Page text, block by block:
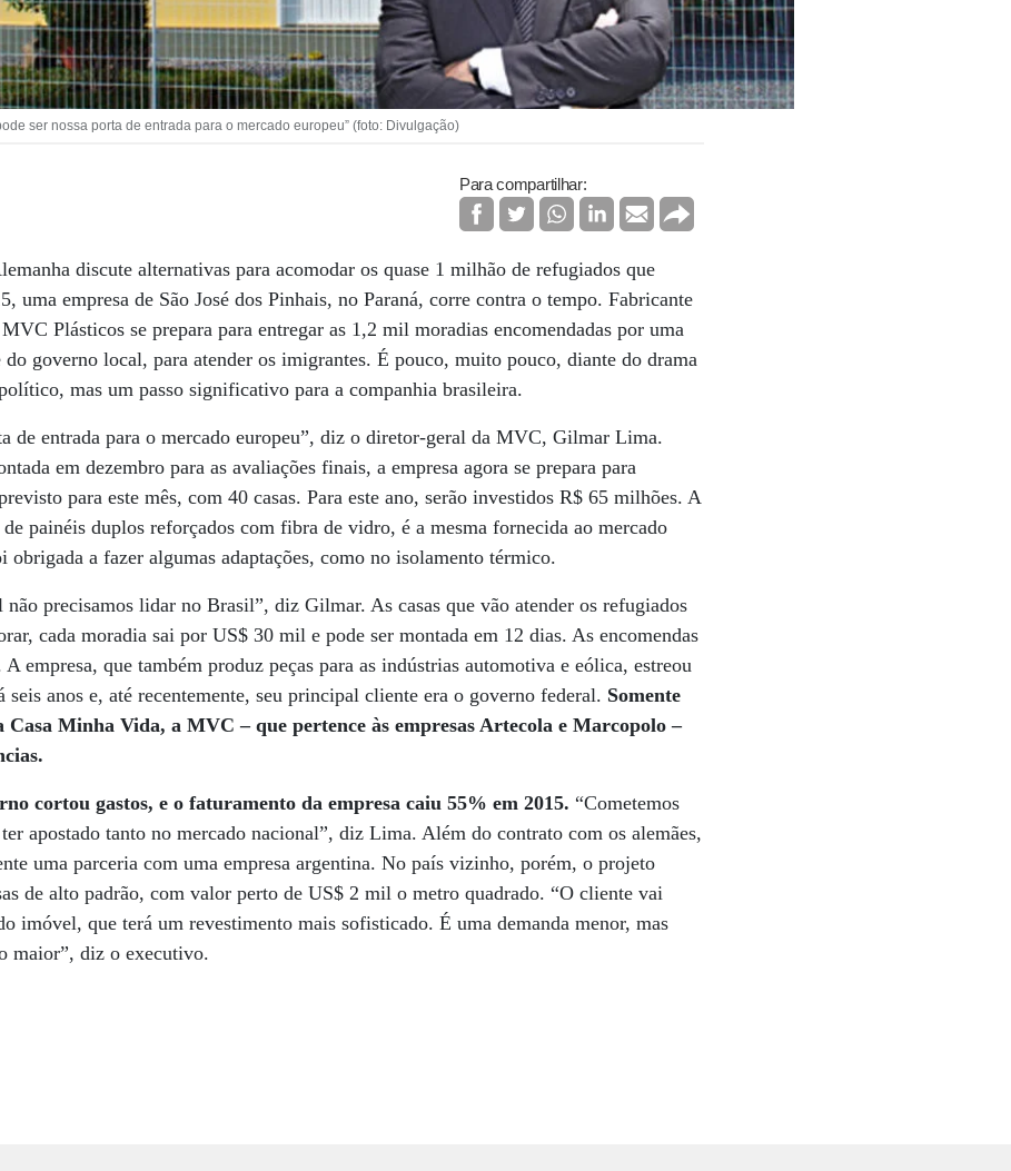
ser nossa porta de entrada para o mercado europeu” (foto: Divulgação)
Para compartilhar:
discute alternativas para acomodar os quase 1 milhão de refugiados que
uma empresa de São José dos Pinhais, no Paraná, corre contra o tempo. Fabricante
Plásticos se prepara para entregar as 1,2 mil moradias encomendadas por uma
do governo local, para atender os imigrantes. É pouco, muito pouco, diante do drama
mas um passo significativo para a companhia brasileira.
de entrada para o mercado europeu”, diz o diretor-geral da MVC, Gilmar Lima.
em dezembro para as avaliações finais, a empresa agora se prepara para
para este mês, com 40 casas. Para este ano, serão investidos R$ 65 milhões. A
painéis duplos reforçados com fibra de vidro, é a mesma fornecida ao mercado
a fazer algumas adaptações, como no isolamento térmico.
precisamos lidar no Brasil”, diz Gilmar. As casas que vão atender os refugiados
cada moradia sai por US$ 30 mil e pode ser montada em 12 dias. As encomendas
empresa, que também produz peças para as indústrias automotiva e eólica, estreou
seis anos e, até recentemente, seu principal cliente era o governo federal. Somente
Minha Vida, a MVC – que pertence às empresas Artecola e Marcopolo –
cortou gastos, e o faturamento da empresa caiu 55% em 2015. “Cometemos
apostado tanto no mercado nacional”, diz Lima. Além do contrato com os alemães,
uma parceria com uma empresa argentina. No país vizinho, porém, o projeto
de alto padrão, com valor perto de US$ 2 mil o metro quadrado. “O cliente vai
imóvel, que terá um revestimento mais sofisticado. É uma demanda menor, mas
maior”, diz o executivo.